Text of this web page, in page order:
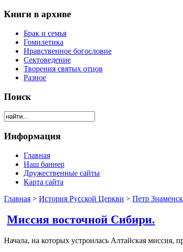
Книги в архиве
Брак и семья
Гомилетика
Нравственное богословие
Сектоведение
Творения святых отцов
Разное
Поиск
Информация
Главная
Наш баннер
Дружественные сайты
Карта сайта
Главная > История Русской Церкви > Петр
Миссия восточной Сибири.
Начала, на которых устроилась Алтайская